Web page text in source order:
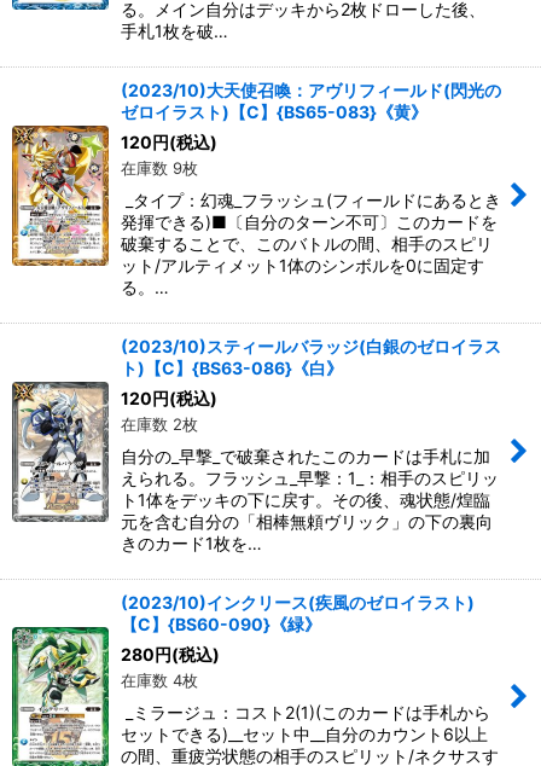
る。メイン自分はデッキから2枚ドローした後、
手札1枚を破…
(2023/10)大天使召喚：アヴリフィールド(閃光の
ゼロイラスト)【C】{BS65-083}《黄》
120 円(税込)
在庫数 9枚
_タイプ：幻魂_フラッシュ(フィールドにあるとき
発揮できる)■〔自分のターン不可〕このカードを
破棄することで、このバトルの間、相手のスピリ
ット/アルティメット1体のシンボルを0に固定す
る。…
(2023/10)スティールバラッジ(白銀のゼロイラス
ト)【C】{BS63-086}《白》
120 円(税込)
在庫数 2枚
自分の_早撃_で破棄されたこのカードは手札に加
えられる。フラッシュ_早撃：1_：相手のスピリッ
ト1体をデッキの下に戻す。その後、魂状態/煌臨
元を含む自分の「相棒無頼ヴリック」の下の裏向
きのカード1枚を…
(2023/10)インクリース(疾風のゼロイラスト)
【C】{BS60-090}《緑》
280 円(税込)
在庫数 4枚
_ミラージュ：コスト2(1)(このカードは手札から
セットできる)__セット中__自分のカウント6以上
の間、重疲労状態の相手のスピリット/ネクサスす